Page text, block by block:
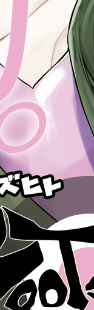
スです。
有します。